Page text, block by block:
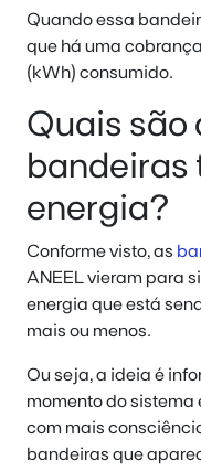
Quando essa
que há uma
(kWh) consumido.
Quais são
bandeiras
energia?
Conforme visto, as
ANEEL vieram para
energia que está
mais ou menos.
Ou seja, a ideia é
momento do
com mais
bandeiras que